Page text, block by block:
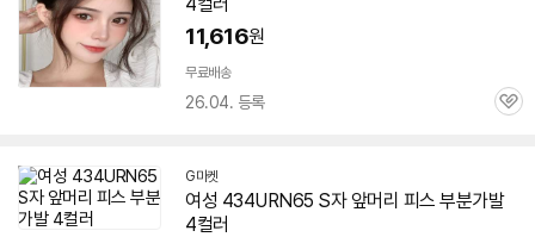
11,616원
무료배송
26.04. 등록
관
G마켓
여성 434URN65 S자 앞머리 피스 부분가발
4컬러